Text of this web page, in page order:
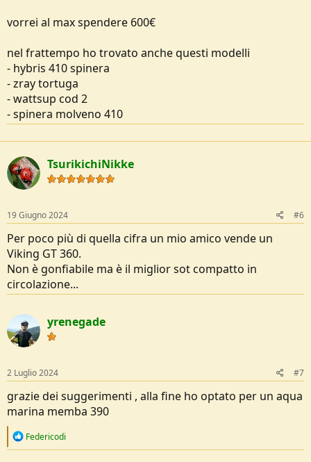
vorrei al max spendere 600€
nel frattempo ho trovato anche questi modelli
- hybris 410 spinera
- zray tortuga
- wattsup cod 2
- spinera molveno 410
TsurikichiNikke
19 Giugno 2024 #6
Per poco più di quella cifra un mio amico vende un
Viking GT 360.
Non è gonfiabile ma è il miglior sot compatto in
circolazione...
yrenegade
2 Luglio 2024 #7
grazie dei suggerimenti , alla fine ho optato per un aqua
marina memba 390
R
Federicodi